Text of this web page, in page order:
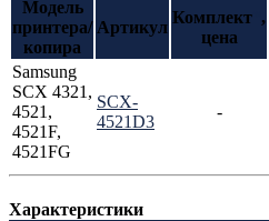
Модель
принтера/
копира
Артикул
Комплект ,
цена
Samsung
SCX 4321,
4521,
4521F,
4521FG
SCX-
4521D3
-
Характеристики